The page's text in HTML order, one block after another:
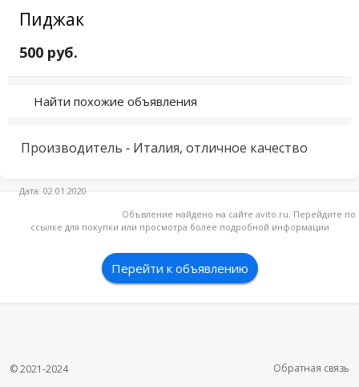
Пиджак
500 руб.
Найти похожие объявления
Производитель - Италия, отличное качество
Дата: 02.01.2020
Объвление найдено на сайте avito.ru. Перейдите по
ссылке для покупки или просмотра более подробной информации
Перейти к объявлению
© 2021-2024 Обратная связь